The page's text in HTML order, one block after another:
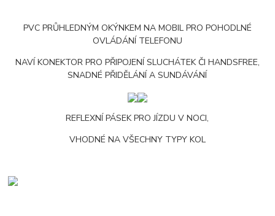
PVC PRŮHLEDNÝM OKÝNKEM NA MOBIL PRO POHODLNÉ
OVLÁDÁNÍ TELEFONU
NAVÍ KONEKTOR PRO PŘIPOJENÍ SLUCHÁTEK ČI HANDSFREE,
SNADNÉ PŘIDĚLÁNÍ A SUNDÁVÁNÍ
REFLEXNÍ PÁSEK PRO JÍZDU V NOCI,
VHODNÉ NA VŠECHNY TYPY KOL